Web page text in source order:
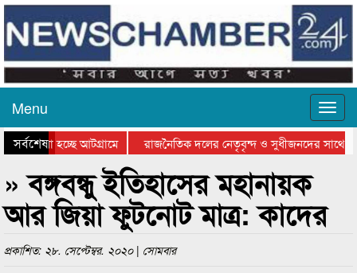
Menu
সর্বশেষ
যাওয়া হচ্ছে আটগ্রামে
রাজনৈতিক দলের নেতৃবৃন্দ ও সুধীজনদের সাথে
পুরস্কার বিতরণ সম্পন্ন
» বঙ্গবন্ধু ইতিহাসের মহানায়ক
আর জিয়া ফুটনোট মাত্র: কাদের
প্রকাশিত: ২৮. সেপ্টেম্বর. ২০২০ | সোমবার